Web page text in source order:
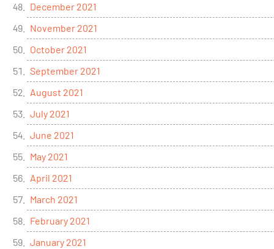
December 2021
November 2021
October 2021
September 2021
August 2021
July 2021
June 2021
May 2021
April 2021
March 2021
February 2021
January 2021